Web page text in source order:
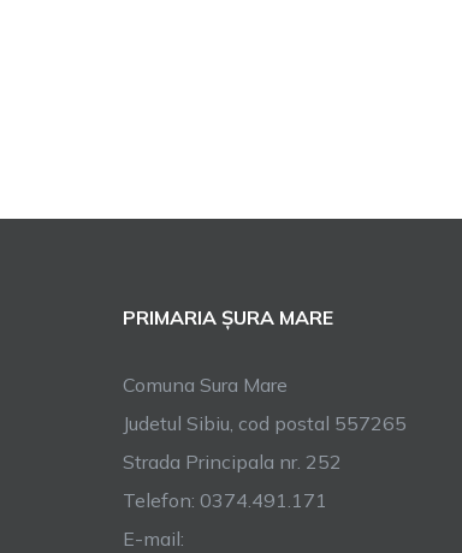
PRIMARIA ȘURA MARE
Comuna Sura Mare
Judetul Sibiu, cod postal 557265
Strada Principala nr. 252
Telefon: 0374.491.171
E-mail: